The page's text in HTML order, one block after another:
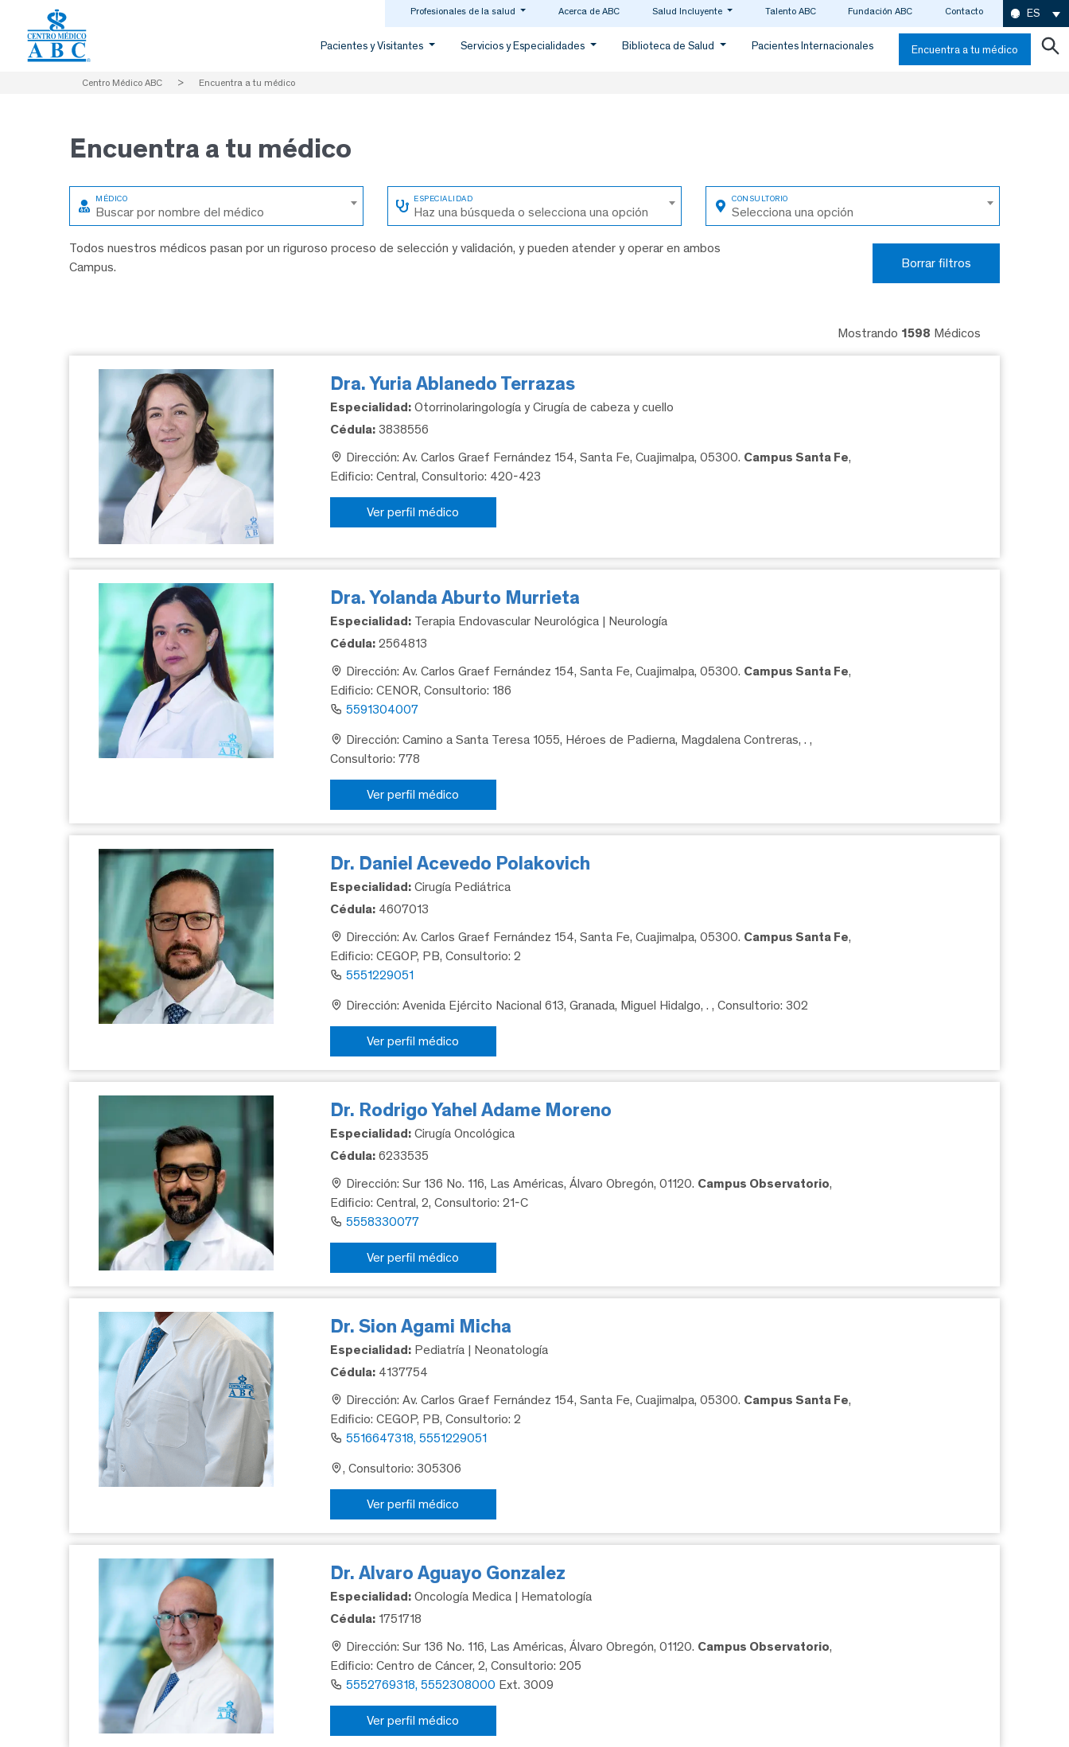
Profesionales de la salud Acerca de ABC Salud Incluyente Talento ABC Fundación ABC Contacto ES
Pacientes y Visitantes Servicios y Especialidades Biblioteca de Salud Pacientes Internacionales Encuentra a tu médico
Centro Médico ABC > Encuentra a tu médico
Encuentra a tu médico
Buscar por nombre del médico Haz una búsqueda o selecciona una opción Selecciona una opción
Todos nuestros médicos pasan por un riguroso proceso de selección y validación, y pueden atender y operar en ambos
Campus.
Borrar filtros
Mostrando 1598 Médicos
Dra. Yuria Ablanedo Terrazas
Especialidad: Otorrinolaringología y Cirugía de cabeza y cuello
Cédula: 3838556
Dirección: Av. Carlos Graef Fernández 154, Santa Fe, Cuajimalpa, 05300. Campus Santa Fe,
Edificio: Central, Consultorio: 420-423
Ver perfil médico
Dra. Yolanda Aburto Murrieta
Especialidad: Terapia Endovascular Neurológica | Neurología
Cédula: 2564813
Dirección: Av. Carlos Graef Fernández 154, Santa Fe, Cuajimalpa, 05300. Campus Santa Fe,
Edificio: CENOR, Consultorio: 186
5591304007
Dirección: Camino a Santa Teresa 1055, Héroes de Padierna, Magdalena Contreras, . ,
Consultorio: 778
Ver perfil médico
Dr. Daniel Acevedo Polakovich
Especialidad: Cirugía Pediátrica
Cédula: 4607013
Dirección: Av. Carlos Graef Fernández 154, Santa Fe, Cuajimalpa, 05300. Campus Santa Fe,
Edificio: CEGOP, PB, Consultorio: 2
5551229051
Dirección: Avenida Ejército Nacional 613, Granada, Miguel Hidalgo, . , Consultorio: 302
Ver perfil médico
Dr. Rodrigo Yahel Adame Moreno
Especialidad: Cirugía Oncológica
Cédula: 6233535
Dirección: Sur 136 No. 116, Las Américas, Álvaro Obregón, 01120. Campus Observatorio,
Edificio: Central, 2, Consultorio: 21-C
5558330077
Ver perfil médico
Dr. Sion Agami Micha
Especialidad: Pediatría | Neonatología
Cédula: 4137754
Dirección: Av. Carlos Graef Fernández 154, Santa Fe, Cuajimalpa, 05300. Campus Santa Fe,
Edificio: CEGOP, PB, Consultorio: 2
5516647318, 5551229051
, Consultorio: 305306
Ver perfil médico
Dr. Alvaro Aguayo Gonzalez
Especialidad: Oncología Medica | Hematología
Cédula: 1751718
Dirección: Sur 136 No. 116, Las Américas, Álvaro Obregón, 01120. Campus Observatorio,
Edificio: Centro de Cáncer, 2, Consultorio: 205
5552769318, 5552308000 Ext. 3009
Ver perfil médico